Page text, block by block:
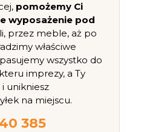
pomożemy Ci
wyposażenie pod
przez meble, aż po
właściwe
wszystko do
imprezy, a Ty
i unikniesz
na miejscu.
385